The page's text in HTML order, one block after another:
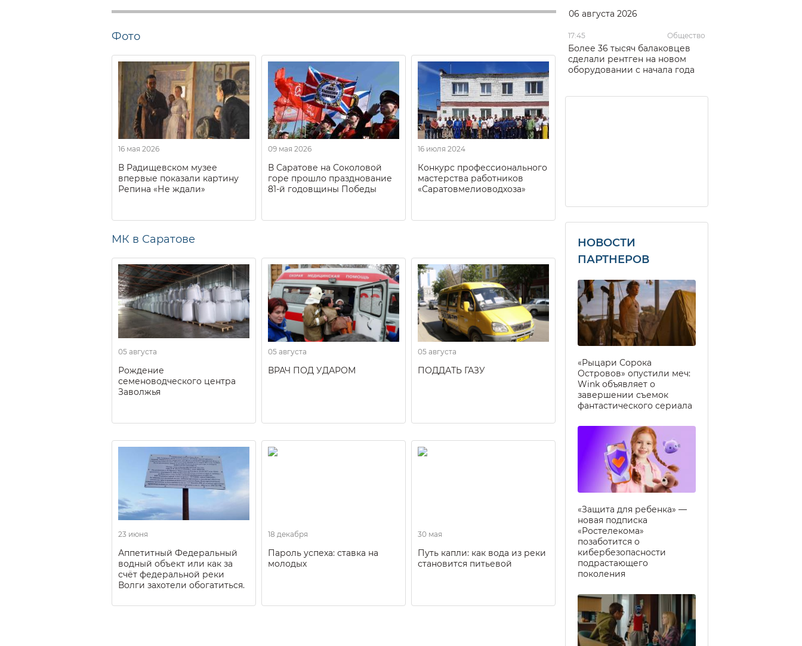
Фото
16 мая 2026
В Радищевском музее
впервые показали картину
Репина «Не ждали»
09 мая 2026
В Саратове на Соколовой
горе прошло празднование
81-й годовщины Победы
16 июля 2024
Конкурс профессионального
мастерства работников
«Саратовмелиоводхоза»
МК в Саратове
05 августа
Рождение
семеноводческого центра
Заволжья
05 августа
ВРАЧ ПОД УДАРОМ
05 августа
ПОДДАТЬ ГАЗУ
23 июня
Аппетитный Федеральный
водный объект или как за
счёт федеральной реки
Волги захотели обогатиться.
18 декабря
Пароль успеха: ставка на
молодых
30 мая
Путь капли: как вода из реки
становится питьевой
06 августа 2026
17:45 Общество
Более 36 тысяч балаковцев
сделали рентген на новом
оборудовании с начала года
НОВОСТИ
ПАРТНЕРОВ
«Рыцари Сорока
Островов» опустили меч:
Wink объявляет о
завершении съемок
фантастического сериала
«Защита для ребенка» —
новая подписка
«Ростелекома»
позаботится о
кибербезопасности
подрастающего
поколения